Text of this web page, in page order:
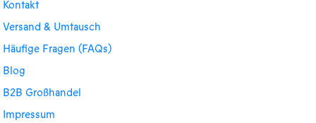
Kontakt
Versand & Umtausch
Häufige Fragen (FAQs)
Blog
B2B Großhandel
Impressum